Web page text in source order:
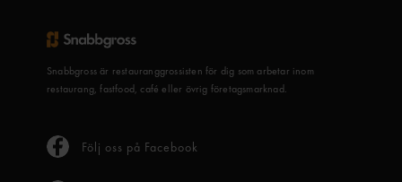
Snabbgross är restauranggrossisten för dig som arbetar inom
restaurang, fastfood, café eller övrig företagsmarknad.
Följ oss på Facebook